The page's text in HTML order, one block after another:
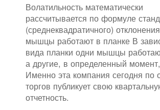
Волатильность математически
рассчитывается по формуле
(среднеквадратичного)
мышцы работают в планке В
вида планки одни мышцы
а другие, в определенный
Именно эта компания сегодня по
торгов публикует свою
отчетность.